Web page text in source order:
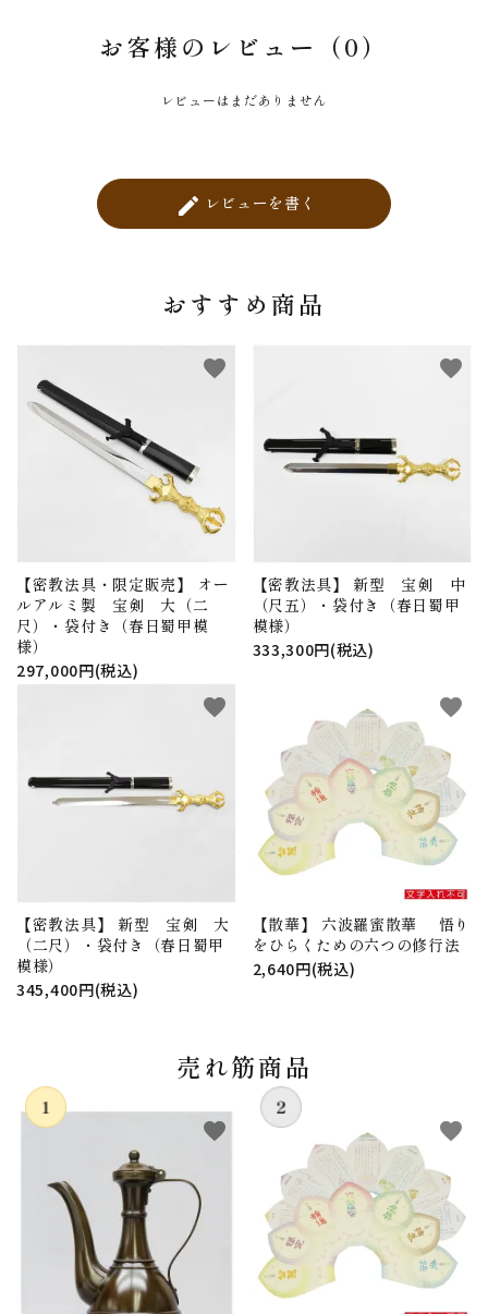
お客様のレビュー（0）
レビューはまだありません
create レビューを書く
おすすめ商品
【密教法具・限定販売】 オー
ルアルミ製 宝剣 大（二
尺）・袋付き（春日蜀甲模
様）
297,000円(税込)
favorite
【密教法具】 新型 宝剣 中
（尺五）・袋付き（春日蜀甲
模様）
333,300円(税込)
favorite
【密教法具】 新型 宝剣 大
（二尺）・袋付き（春日蜀甲
模様）
345,400円(税込)
favorite
【散華】 六波羅蜜散華 悟り
をひらくための六つの修行法
2,640円(税込)
favorite
売れ筋商品
favorite favorite